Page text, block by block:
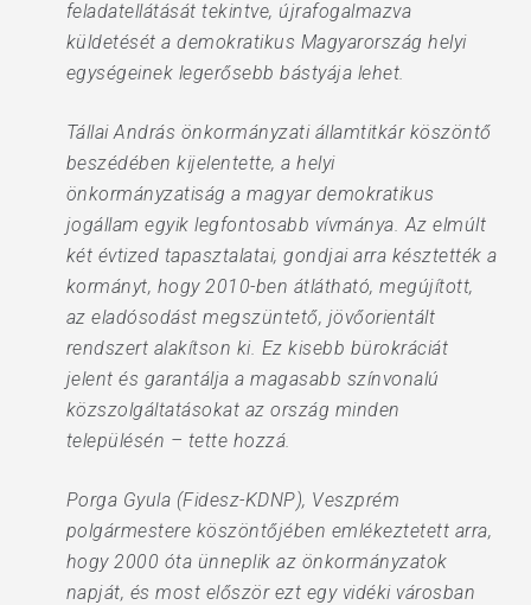
feladatellátását tekintve, újrafogalmazva
küldetését a demokratikus Magyarország helyi
egységeinek legerősebb bástyája lehet.
Tállai András önkormányzati államtitkár köszöntő
beszédében kijelentette, a helyi
önkormányzatiság a magyar demokratikus
jogállam egyik legfontosabb vívmánya. Az elmúlt
két évtized tapasztalatai, gondjai arra késztették a
kormányt, hogy 2010-ben átlátható, megújított,
az eladósodást megszüntető, jövőorientált
rendszert alakítson ki. Ez kisebb bürokráciát
jelent és garantálja a magasabb színvonalú
közszolgáltatásokat az ország minden
településén – tette hozzá.
Porga Gyula (Fidesz-KDNP), Veszprém
polgármestere köszöntőjében emlékeztetett arra,
hogy 2000 óta ünneplik az önkormányzatok
napját, és most először ezt egy vidéki városban